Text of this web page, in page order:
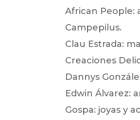
African People:
Campepilus.
Clau Estrada:
Creaciones
Dannys
Edwin Álvarez:
Gospa: joyas y